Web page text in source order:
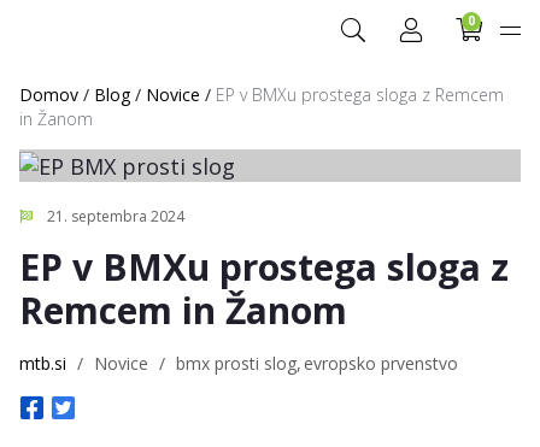
0
Domov / Blog/ Novice / EP v BMXu prostega sloga z Remcem
in Žanom
21. septembra 2024
EP v BMXu prostega sloga z
Remcem in Žanom
mtb.si / Novice / bmx prosti slog evropsko prvenstvo